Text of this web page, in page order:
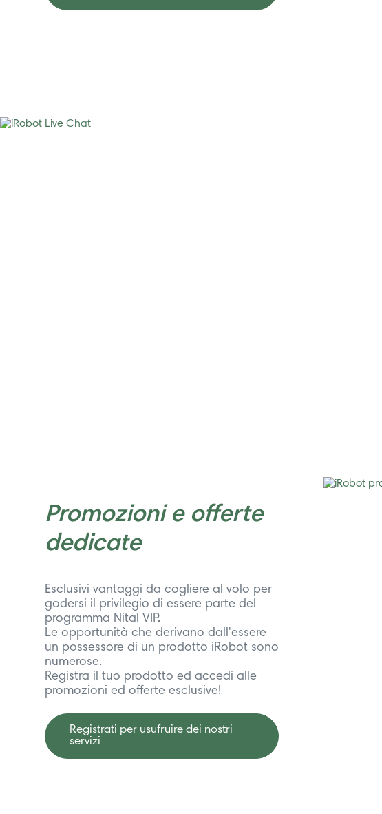
Promozioni e offerte
dedicate
Esclusivi vantaggi da cogliere al volo per
godersi il privilegio di essere parte del
programma Nital VIP.
Le opportunità che derivano dall'essere
un possessore di un prodotto iRobot sono
numerose.
Registra il tuo prodotto ed accedi alle
promozioni ed offerte esclusive!
Registrati per usufruire dei nostri
servizi